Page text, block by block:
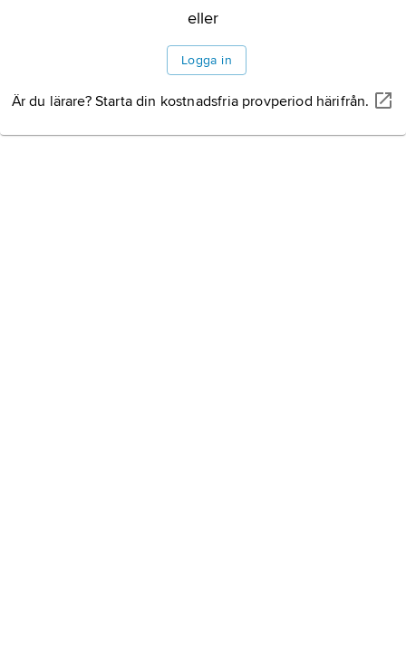
eller mindre starka barriärer mot genflöde. Ett
Information om artikeln
eller
Logga in
Är du lärare? Starta din kostnadsfria provperiod härifrån.